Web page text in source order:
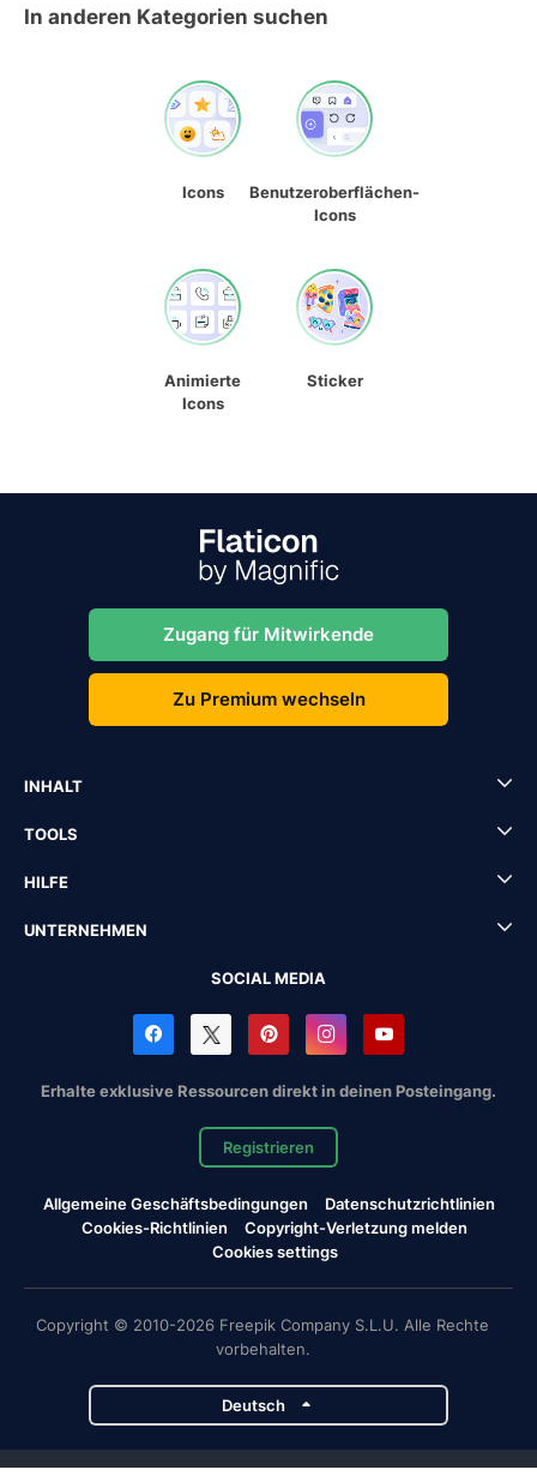
In anderen Kategorien suchen
Icons
Benutzeroberflächen-
Icons
Animierte
Icons
Sticker
Zugang für Mitwirkende
Zu Premium wechseln
INHALT
TOOLS
HILFE
UNTERNEHMEN
SOCIAL MEDIA
Erhalte exklusive Ressourcen direkt in deinen Posteingang.
Registrieren
Allgemeine Geschäftsbedingungen
Datenschutzrichtlinien
Cookies-Richtlinien
Copyright-Verletzung melden
Cookies settings
Copyright © 2010-2026 Freepik Company S.L.U. Alle Rechte
vorbehalten.
Deutsch